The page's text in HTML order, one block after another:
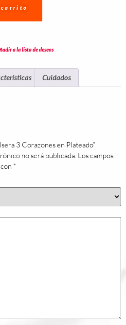
a la lista de deseos
Cuidados
3 Corazones en Plateado”
no será publicada. Los campos
*